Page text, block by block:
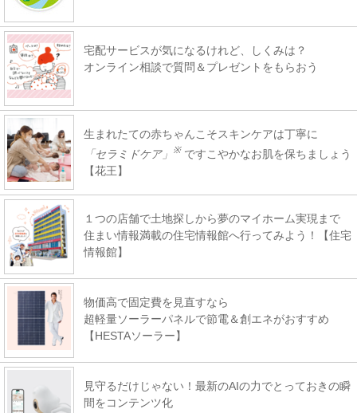
宅配サービスが気になるけれど、しくみは？
オンライン相談で質問＆プレゼントをもらおう
生まれたての赤ちゃんこそスキンケアは丁寧に
「セラミドケア」
※ ですこやかなお肌を保ちましょう
【花王】
１つの店舗で土地探しから夢のマイホーム実現まで
住まい情報満載の住宅情報館へ行ってみよう！【住宅
情報館】
物価高で固定費を見直すなら
超軽量ソーラーパネルで節電＆創エネがおすすめ
【HESTAソーラー】
見守るだけじゃない！最新のAIの力でとっておきの瞬
間をコンテンツ化